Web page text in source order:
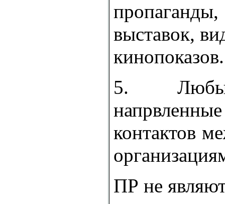
выставок,
кинопоказов.
5.
контактов
ПР не